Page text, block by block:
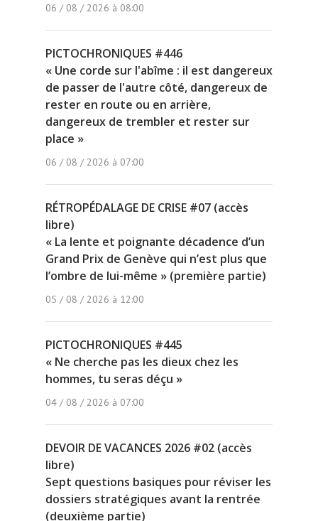
06 / 08 / 2026 à 08:00
PICTOCHRONIQUES #446
« Une corde sur l'abîme : il est dangereux
de passer de l'autre côté, dangereux de
rester en route ou en arrière,
dangereux de trembler et rester sur
place »
06 / 08 / 2026 à 07:00
RÉTROPÉDALAGE DE CRISE #07 (accès
libre)
« La lente et poignante décadence d’un
Grand Prix de Genève qui n’est plus que
l’ombre de lui-même » (première partie)
05 / 08 / 2026 à 12:00
PICTOCHRONIQUES #445
« Ne cherche pas les dieux chez les
hommes, tu seras déçu »
04 / 08 / 2026 à 07:00
DEVOIR DE VACANCES 2026 #02 (accès
libre)
Sept questions basiques pour réviser les
dossiers stratégiques avant la rentrée
(deuxième partie)